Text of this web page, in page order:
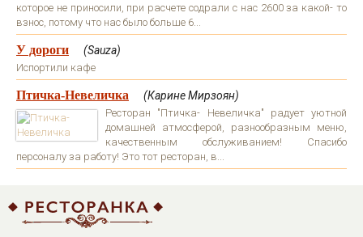
которое не приносили, при расчете содрали с нас 2600 за какой- то
взнос, потому что нас было больше 6...
У дороги (Sauza)
Испортили кафе
Птичка-Невеличка (Карине Мирзоян)
Ресторан "Птичка- Невеличка" радует уютной
домашней атмосферой, разнообразным меню,
качественным обслуживанием! Спасибо
персоналу за работу! Это тот ресторан, в...